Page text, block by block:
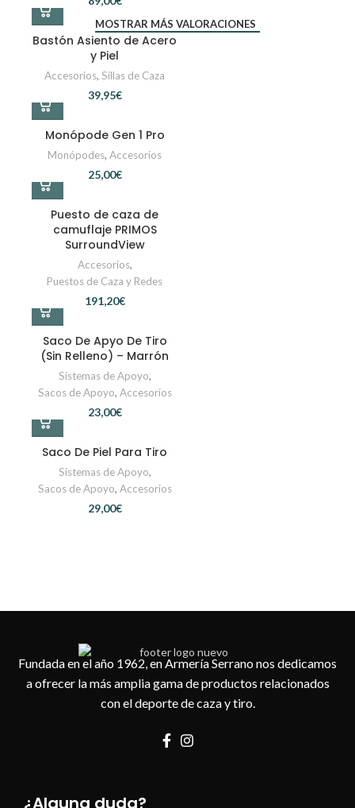
MOSTRAR MÁS VALORACIONES
Bastón Asiento de Acero
y Piel
Accesorios, Sillas de Caza
€
Monópode Gen 1 Pro
Monópodes, Accesorios
€
Puesto de caza de
camuflaje PRIMOS
SurroundView
Accesorios,
Puestos de Caza y Redes
€
Saco De Apyo De Tiro
(Sin Relleno) – Marrón
Sistemas de Apoyo,
Sacos de Apoyo, Accesorios
€
Saco De Piel Para Tiro
Sistemas de Apoyo,
Sacos de Apoyo, Accesorios
€
Fundada en el año 1962, en Armería Serrano nos dedicamos
a ofrecer la más amplia gama de productos relacionados
con el deporte de caza y tiro.